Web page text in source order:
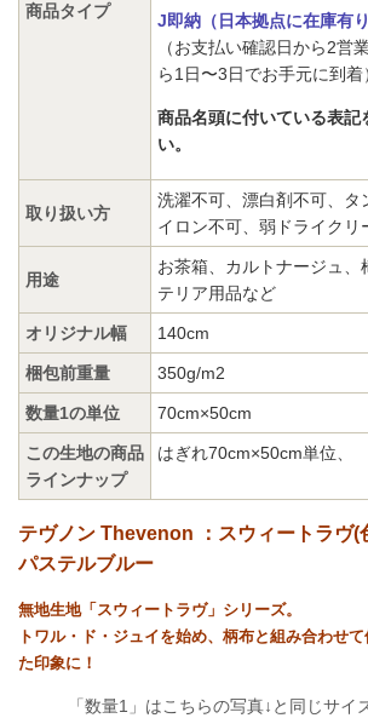
商品タイプ
J即納（日本拠点に在庫有り
（お支払い確認日から2営
ら1日〜3日でお手元に到着
商品名頭に付いている表記
い。
取り扱い方
洗濯不可、漂白剤不可、タ
イロン不可、弱ドライクリ
用途
お茶箱、カルトナージュ、
テリア用品など
オリジナル幅 140cm
梱包前重量 350g/m2
数量1の単位 70cm×50cm
この生地の商品
ラインナップ
はぎれ70cm×50cm単位、
テヴノン Thevenon ：スウィートラヴ(
パステルブルー
無地生地「スウィートラヴ」シリーズ。
トワル・ド・ジュイを始め、柄布と組み合わせ
た印象に！
「数量1」はこちらの写真↓と同じサイ